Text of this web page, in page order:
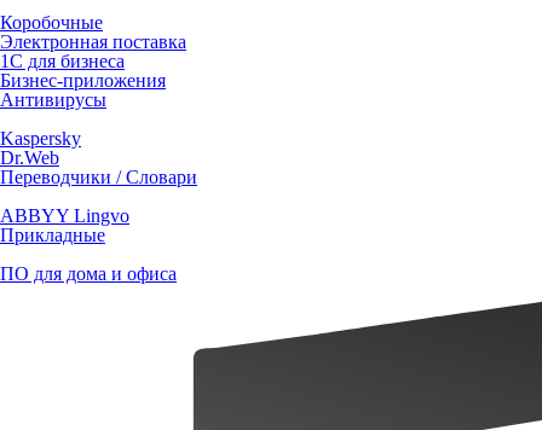
Коробочные
Электронная поставка
1С для бизнеса
Бизнес-приложения
Антивирусы
Kaspersky
Dr.Web
Переводчики / Словари
ABBYY Lingvo
Прикладные
ПО для дома и офиса